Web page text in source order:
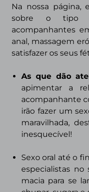
Na nossa página,
sobre o tipo
acompanhantes
anal, massagem
satisfazer os seus
As que dão
apimentar a
acompanhante
irão fazer um
maravilhada,
inesquecível!
Sexo oral até o
especialistas no
macia para se